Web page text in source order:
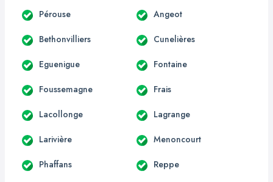
Pérouse Angeot
Bethonvilliers Cunelières
Eguenigue Fontaine
Foussemagne Frais
Lacollonge Lagrange
Larivière Menoncourt
Phaffans Reppe